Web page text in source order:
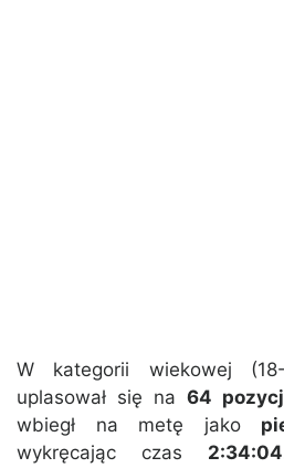
W kategorii wiekowej
uplasował się na 64
wbiegł na metę jako
wykręcając czas 2:34:04